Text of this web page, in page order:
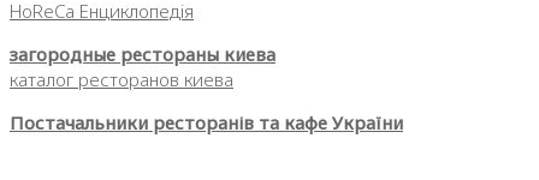
HoReCa Енциклопедія
загородные рестораны киева
каталог ресторанов киева
Постачальники ресторанів та кафе України